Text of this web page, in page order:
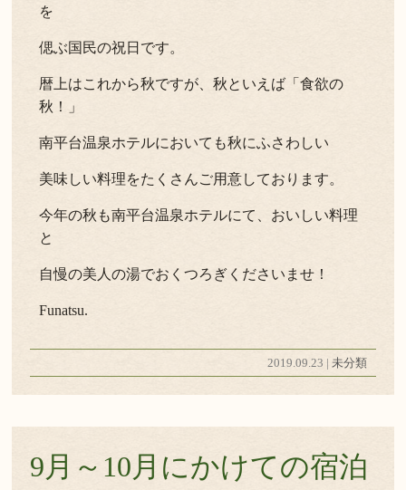
を
偲ぶ国民の祝日です。
暦上はこれから秋ですが、秋といえば「食欲の
秋！」
南平台温泉ホテルにおいても秋にふさわしい
美味しい料理をたくさんご用意しております。
今年の秋も南平台温泉ホテルにて、おいしい料理
と
自慢の美人の湯でおくつろぎくださいませ！
Funatsu.
2019.09.23 | 未分類
9月～10月にかけての宿泊